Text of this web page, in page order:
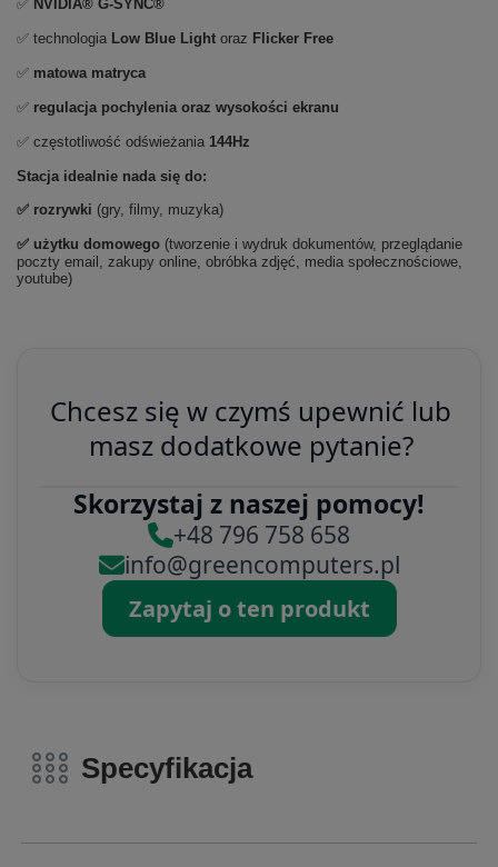
✅ NVIDIA® G-SYNC®
✅ technologia Low Blue Light oraz Flicker Free
✅ matowa matryca
✅ regulacja pochylenia oraz wysokości ekranu
✅ częstotliwość odświeżania 144Hz
Stacja idealnie nada się do:
✅ rozrywki (gry, filmy, muzyka)
✅ użytku domowego (tworzenie i wydruk dokumentów, przeglądanie
poczty email, zakupy online, obróbka zdjęć, media społecznościowe,
youtube)
Chcesz się w czymś upewnić lub
masz dodatkowe pytanie?
Skorzystaj z naszej pomocy!
+48 796 758 658
info@greencomputers.pl
Zapytaj o ten produkt
Specyfikacja